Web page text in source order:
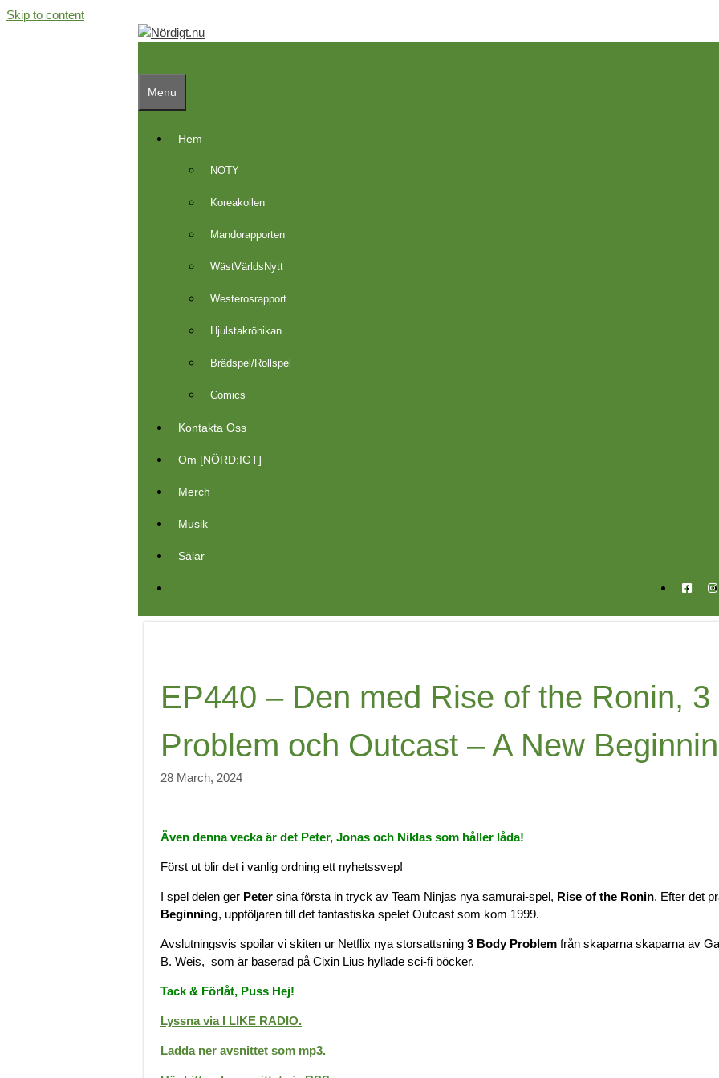
Skip to content
Menu
Hem
NOTY
Koreakollen
Mandorapporten
WästVärldsNytt
Westerosrapport
Hjulstakrönikan
Brädspel/Rollspel
Comics
Kontakta Oss
Om [NÖRD:IGT]
Merch
Musik
Sälar
EP440 – Den med Rise of the Ronin,
Problem och Outcast – A New
28 March, 2024
Även denna vecka är det Peter, Jonas och Niklas som håller låda!
Först ut blir det i vanlig ordning ett nyhetssvep!
I spel delen ger Peter sina första in tryck av Team Ninjas nya samurai-spel, Rise of the Ronin. Efter det
Beginning, uppföljaren till det fantastiska spelet Outcast som kom 1999.
Avslutningsvis spoilar vi skiten ur Netflix nya storsattsning 3 Body Problem från skaparna skaparna av
B. Weis, som är baserad på Cixin Lius hyllade sci-fi böcker.
Tack & Förlåt, Puss Hej!
Lyssna via I LIKE RADIO.
Ladda ner avsnittet som mp3.